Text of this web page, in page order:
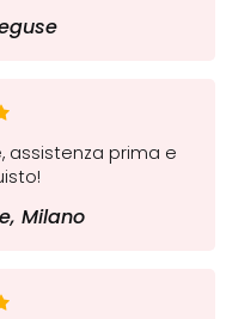
assistenza prima e
Milano